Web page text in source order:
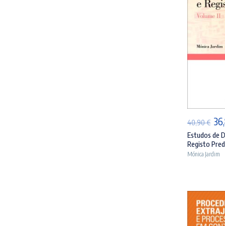
40,90€ O
Estudos de
Registo
Mónica Jardim